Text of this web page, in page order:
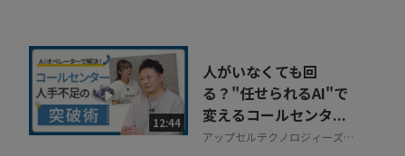
12:44
人がいなくても回
る？"任せられるAI"で
変えるコールセンタ...
アップセルテクノロジィーズ株